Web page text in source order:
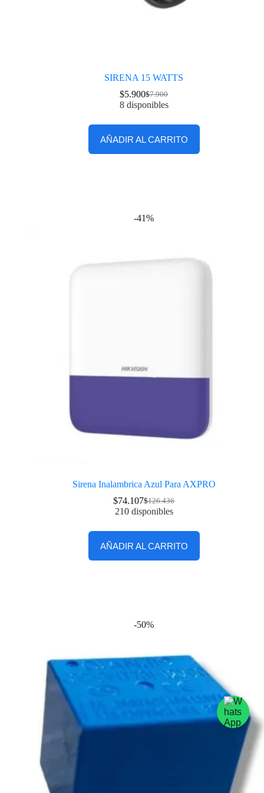
SIRENA 15 WATTS
$7.900
$5.900
8 disponibles
AÑADIR AL CARRITO
-41%
Sirena Inalambrica Azul Para AXPRO
$126.436
$74.107
210 disponibles
AÑADIR AL CARRITO
-50%